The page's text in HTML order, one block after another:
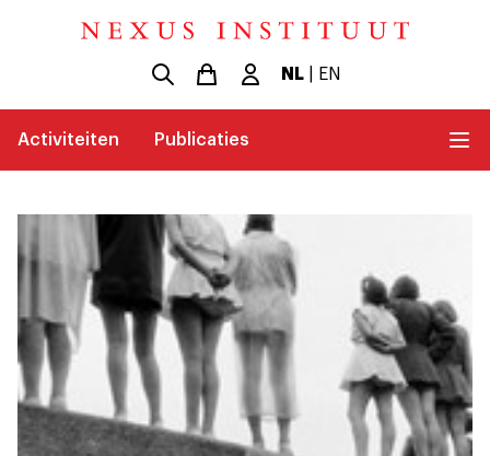
NL| EN
Activiteiten Publicaties